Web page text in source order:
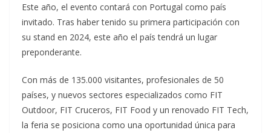
Este año, el evento contará con Portugal como país
invitado. Tras haber tenido su primera participación con
su stand en 2024, este año el país tendrá un lugar
preponderante.
Con más de 135.000 visitantes, profesionales de 50
países, y nuevos sectores especializados como FIT
Outdoor, FIT Cruceros, FIT Food y un renovado FIT Tech,
la feria se posiciona como una oportunidad única para